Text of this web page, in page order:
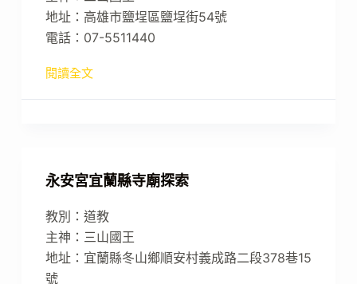
地址：高雄市鹽埕區鹽埕街54號
電話：07-5511440
閱讀全文
永安宮宜蘭縣寺廟探索
教別：道教
主神：三山國王
地址：宜蘭縣冬山鄉順安村義成路二段378巷15
號